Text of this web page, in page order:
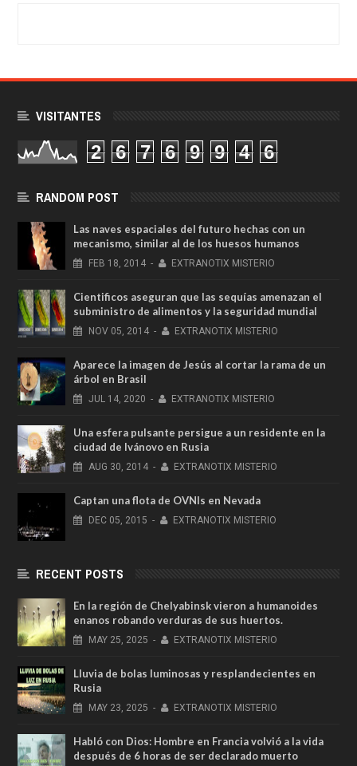
VISITANTES
2 6 7 6 9 9 4 6
RANDOM POST
Las naves espaciales del futuro hechas con un
mecanismo, similar al de los huesos humanos
FEB 18, 2014 - EXTRANOTIX MISTERIO
Cientificos aseguran que las sequías amenazan el
subministro de alimentos y la seguridad mundial
NOV 05, 2014 - EXTRANOTIX MISTERIO
Aparece la imagen de Jesús al cortar la rama de un
árbol en Brasil
JUL 14, 2020 - EXTRANOTIX MISTERIO
Una esfera pulsante persigue a un residente en la
ciudad de Ivánovo en Rusia
AUG 30, 2014 - EXTRANOTIX MISTERIO
Captan una flota de OVNIs en Nevada
DEC 05, 2015 - EXTRANOTIX MISTERIO
RECENT POSTS
En la región de Chelyabinsk vieron a humanoides
enanos robando verduras de sus huertos.
MAY 25, 2025 - EXTRANOTIX MISTERIO
Lluvia de bolas luminosas y resplandecientes en
Rusia
MAY 23, 2025 - EXTRANOTIX MISTERIO
Habló con Dios: Hombre en Francia volvió a la vida
después de 6 horas de ser declarado muerto